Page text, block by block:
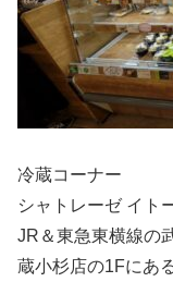
冷蔵コーナー
シャトレーゼ イト
JR＆東急東横線の
蔵小杉店の1Fにあ